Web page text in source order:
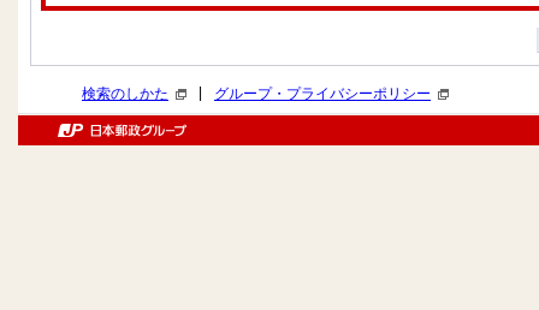
検索のしかた グループ・プライバシーポリシー